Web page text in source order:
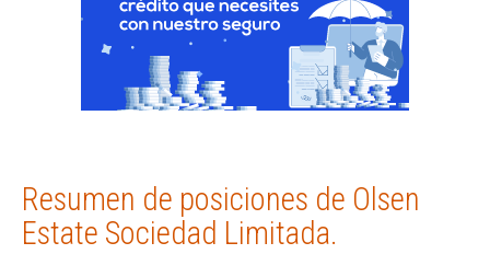
Resumen de posiciones de Olsen
Estate Sociedad Limitada.